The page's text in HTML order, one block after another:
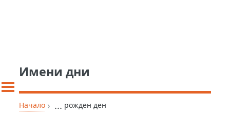
Имени дни
Начало › ... рожден ден